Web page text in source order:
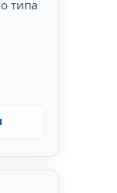
типа